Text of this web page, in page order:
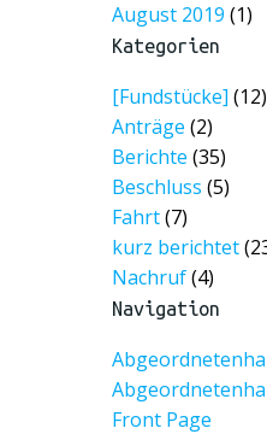
August 2019 (1)
Kategorien
[Fundstücke] (12)
Anträge (2)
Berichte (35)
Beschluss (5)
Fahrt(7)
kurz berichtet
Nachruf(4)
Navigation
Front Page